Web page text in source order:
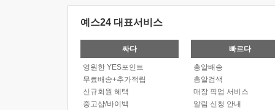
예스24 대표서비스
싸다
영원한 YES포인트
무료배송+추가적립
신규회원 혜택
중고샵/바이백
빠르다
총알배송
총알검색
매장 픽업 서비스
알림 신청 안내